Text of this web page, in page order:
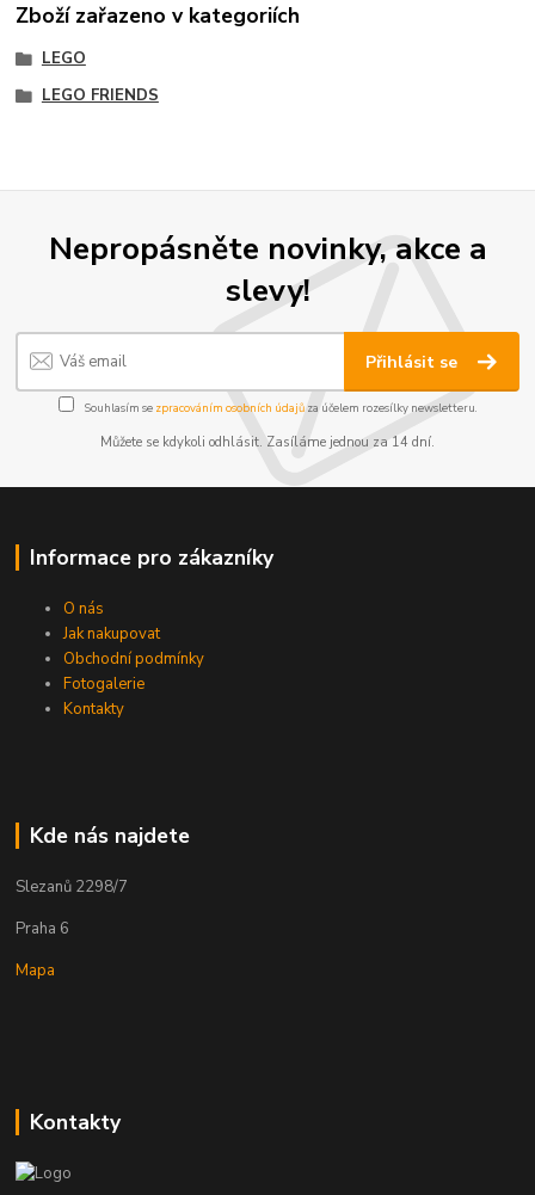
Zboží zařazeno v kategoriích
LEGO
LEGO FRIENDS
Nepropásněte novinky, akce a
slevy!
Přihlásit se
Souhlasím se zpracováním osobních údajůza účelem rozesílky newsletteru.
Můžete se kdykoli odhlásit. Zasíláme jednou za 14 dní.
Informace pro zákazníky
O nás
Jak nakupovat
Obchodní podmínky
Fotogalerie
Kontakty
Kde nás najdete
Slezanů 2298/7
Praha 6
Mapa
Kontakty